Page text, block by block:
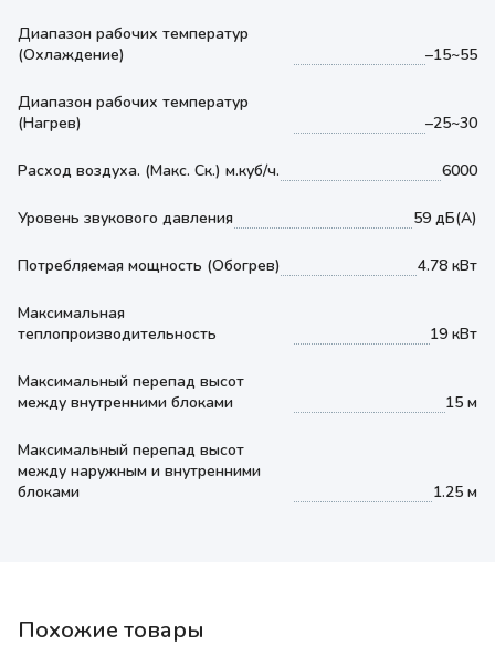
Диапазон рабочих температур
(Охлаждение)
–15~55
Диапазон рабочих температур
(Нагрев)
–25~30
Расход воздуха. (Макс. Ск.) м.куб/ч. 6000
Уровень звукового давления 59 дБ(А)
Потребляемая мощность (Обогрев) 4.78 кВт
Максимальная
теплопроизводительность
19 кВт
Максимальный перепад высот
между внутренними блоками
15 м
Максимальный перепад высот
между наружным и внутренними
блоками
1.25 м
Похожие товары